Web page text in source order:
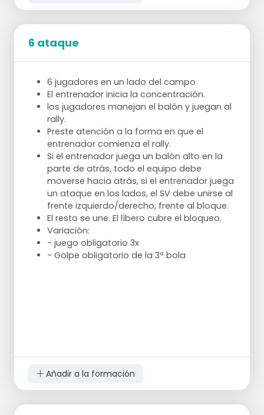
6 ataque
6 jugadores en un lado del campo
El entrenador inicia la concentración.
los jugadores manejan el balón y juegan al
rally.
Preste atención a la forma en que el
entrenador comienza el rally.
Si el entrenador juega un balón alto en la
parte de atrás, todo el equipo debe
moverse hacia atrás, si el entrenador juega
un ataque en los lados, el SV debe unirse al
frente izquierdo/derecho, frente al bloque.
El resto se une. El líbero cubre el bloqueo.
Variación:
- juego obligatorio 3x
- Golpe obligatorio de la 3ª bola
Añadir a la formación